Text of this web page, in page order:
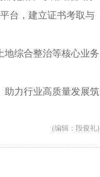
台，建立证书考取与
地综合整治等核心业务
助力行业高质量发展筑
(编辑：段俊礼)